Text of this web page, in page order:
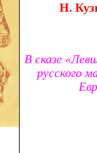
Н.
В сказе
русского